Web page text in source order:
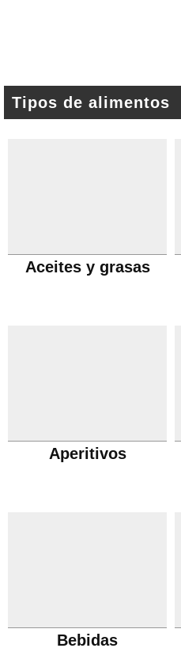
Tipos de alimentos
Aceites y grasas
Aperitivos
Bebidas